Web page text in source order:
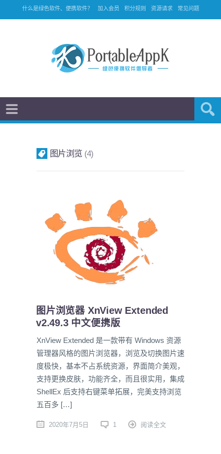
什么是绿色软件、便携软件？ 加入会员 积分规则 资源请求 常见问题
图片浏览 4
图片浏览器 XnView Extended
v2.49.3 中文便携版
XnView Extended 是一款带有 Windows 资源
管理器风格的图片浏览器，浏览及切换图片速
度极快，基本不占系统资源，界面简介美观，
支持更换皮肤，功能齐全，而且很实用，集成
ShellEx 后支持右键菜单拓展，完美支持浏览
五百多 […]
2020年7月5日 1 阅读全文